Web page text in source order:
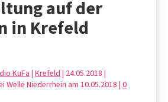
auf der
in Krefeld
KuFa | Krefeld | 24.05.2018 |
Welle Niederrhein am 10.05.2018 | 0